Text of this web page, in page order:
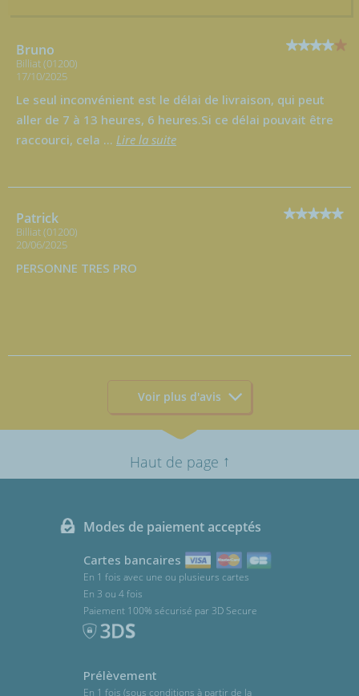
Bruno
Billiat (01200)
17/10/2025
Le seul inconvénient est le délai de livraison, qui peut
aller de 7 à 13 heures, 6 heures.Si ce délai pouvait être
raccourci, cela ... Lire la suite
Patrick
Billiat (01200)
20/06/2025
PERSONNE TRES PRO
Voir plus d'avis
Haut de page ↑
Modes de paiement acceptés
Cartes bancaires
En 1 fois avec une ou plusieurs cartes
En 3 ou 4 fois
Paiement 100% sécurisé par 3D Secure
Prélèvement
En 1 fois (sous conditions à partir de la